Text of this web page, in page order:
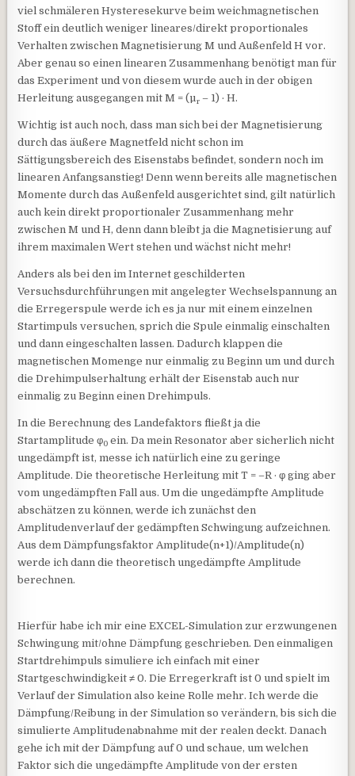
viel schmäleren Hysteresekurve beim weichmagnetischen
Stoff ein deutlich weniger lineares/direkt proportionales
Verhalten zwischen Magnetisierung M und Außenfeld H vor.
Aber genau so einen linearen Zusammenhang benötigt man für
das Experiment und von diesem wurde auch in der obigen
Herleitung ausgegangen mit M = (µr – 1) · H.
Wichtig ist auch noch, dass man sich bei der Magnetisierung
durch das äußere Magnetfeld nicht schon im
Sättigungsbereich des Eisenstabs befindet, sondern noch im
linearen Anfangsanstieg! Denn wenn bereits alle magnetischen
Momente durch das Außenfeld ausgerichtet sind, gilt natürlich
auch kein direkt proportionaler Zusammenhang mehr
zwischen M und H, denn dann bleibt ja die Magnetisierung auf
ihrem maximalen Wert stehen und wächst nicht mehr!
Anders als bei den im Internet geschilderten
Versuchsdurchführungen mit angelegter Wechselspannung an
die Erregerspule werde ich es ja nur mit einem einzelnen
Startimpuls versuchen, sprich die Spule einmalig einschalten
und dann eingeschalten lassen. Dadurch klappen die
magnetischen Momenge nur einmalig zu Beginn um und durch
die Drehimpulserhaltung erhält der Eisenstab auch nur
einmalig zu Beginn einen Drehimpuls.
In die Berechnung des Landefaktors fließt ja die
Startamplitude φ0 ein. Da mein Resonator aber sicherlich nicht
ungedämpft ist, messe ich natürlich eine zu geringe
Amplitude. Die theoretische Herleitung mit T = –R · φ ging aber
vom ungedämpften Fall aus. Um die ungedämpfte Amplitude
abschätzen zu können, werde ich zunächst den
Amplitudenverlauf der gedämpften Schwingung aufzeichnen.
Aus dem Dämpfungsfaktor Amplitude(n+1)/Amplitude(n)
werde ich dann die theoretisch ungedämpfte Amplitude
berechnen.
Hierfür habe ich mir eine EXCEL-Simulation zur erzwungenen
Schwingung mit/ohne Dämpfung geschrieben. Den einmaligen
Startdrehimpuls simuliere ich einfach mit einer
Startgeschwindigkeit ≠ 0. Die Erregerkraft ist 0 und spielt im
Verlauf der Simulation also keine Rolle mehr. Ich werde die
Dämpfung/Reibung in der Simulation so verändern, bis sich die
simulierte Amplitudenabnahme mit der realen deckt. Danach
gehe ich mit der Dämpfung auf 0 und schaue, um welchen
Faktor sich die ungedämpfte Amplitude von der ersten